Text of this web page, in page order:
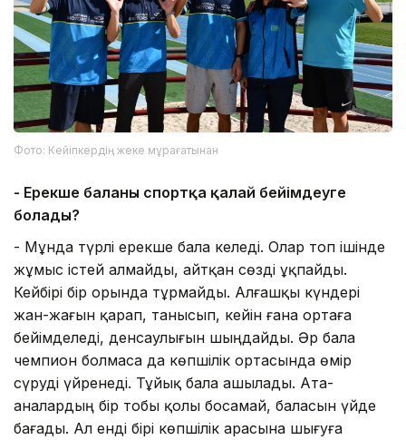
Фото: Кейіпкердің жеке мұрағатынан
- Ерекше баланы спортқа қалай бейімдеуге
болады?
- Мұнда түрлі ерекше бала келеді. Олар топ ішінде
жұмыс істей алмайды, айтқан сөзді ұқпайды.
Кейбірі бір орында тұрмайды. Алғашқы күндері
жан-жағын қарап, танысып, кейін ғана ортаға
бейімделеді, денсаулығын шыңдайды. Әр бала
чемпион болмаса да көпшілік ортасында өмір
сүруді үйренеді. Тұйық бала ашылады. Ата-
аналардың бір тобы қолы босамай, баласын үйде
бағады. Ал енді бірі көпшілік арасына шығуға